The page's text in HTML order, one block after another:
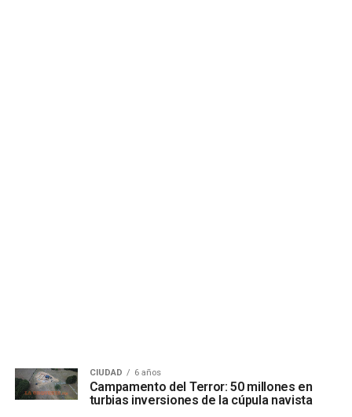
CIUDAD 6 años
Campamento del Terror: 50 millones en
turbias inversiones de la cúpula navista